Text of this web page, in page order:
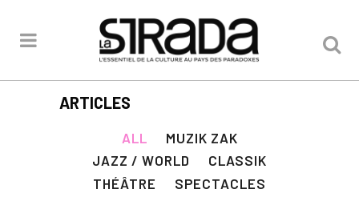
ARTICLES
ALL
MUZIK ZAK
JAZZ / WORLD
CLASSIK
THÉÂTRE
SPECTACLES